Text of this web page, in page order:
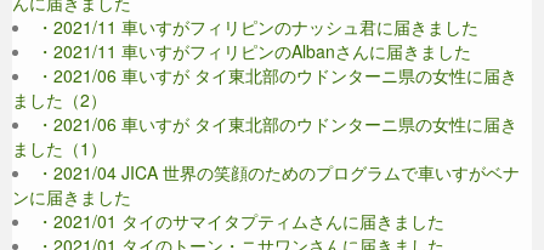
・2021/11 車いすがフィリピンのナッシュ君に届きました
・2021/11 車いすがフィリピンのAlbanさんに届きました
・2021/06 車いすが タイ東北部のウドンターニ県の女性に届き
ました（2）
・2021/06 車いすが タイ東北部のウドンターニ県の女性に届き
ました（1）
・2021/04 JICA 世界の笑顔のためのプログラムで車いすがベナ
ンに届きました
・2021/01 タイのサマイタプティムさんに届きました
・2021/01 タイのトーン・ニサワンさんに届きました